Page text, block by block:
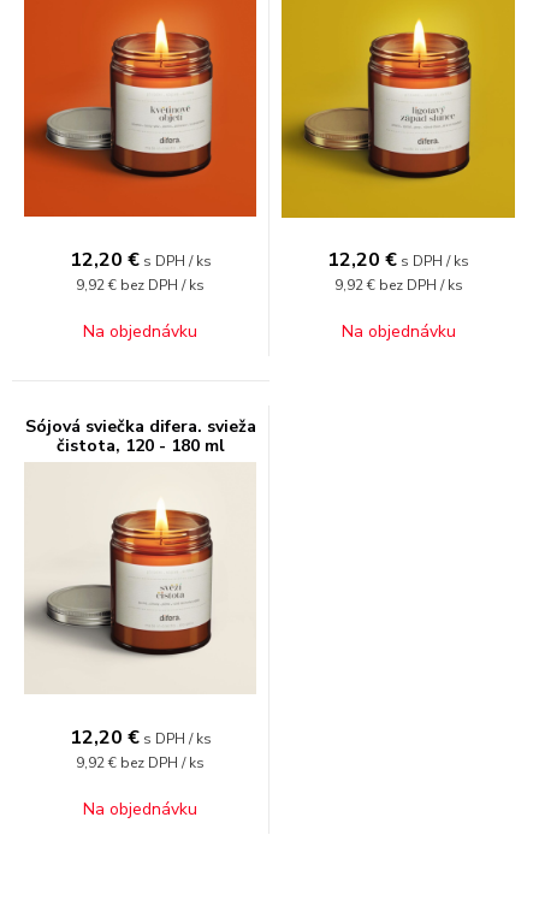
12,20 € s DPH / ks
9,92 € bez DPH / ks
Na objednávku
12,20 € s DPH / ks
9,92 € bez DPH / ks
Na objednávku
Sójová sviečka difera. svieža
čistota, 120 - 180 ml
12,20 € s DPH / ks
9,92 € bez DPH / ks
Na objednávku